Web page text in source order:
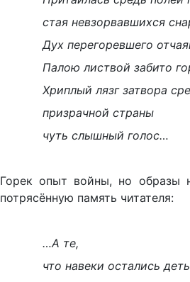
стая невзорвавшихся
Дух перегоревшего
Палою листвой забито
Хриплый лязг затвора
призрачной страны
чуть слышный голос…
Горек опыт войны, но образы
потрясённую память читателя:
…А те,
что навеки остались